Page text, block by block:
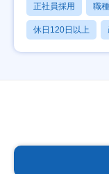
正社員採用 職
休日120日以上